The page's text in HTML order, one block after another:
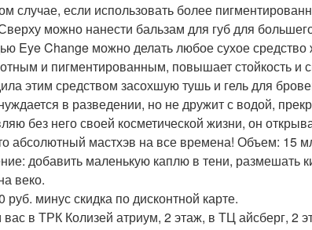
случае, если использовать более
можно нанести бальзам для губ для
Eye Change можно делать любое сухое средство
и пигментированным, повышает стойкость и
этим средством засохшую тушь и гель для
в разведении, но не дружит с водой,
без него своей косметической жизни, он
абсолютный мастхэв на все времена! Объем: 15
добавить маленькую каплю в тени, размешать
веко.
руб. минус скидка по дисконтной карте.
в ТРК Колизей атриум, 2 этаж, в ТЦ айсберг, 2